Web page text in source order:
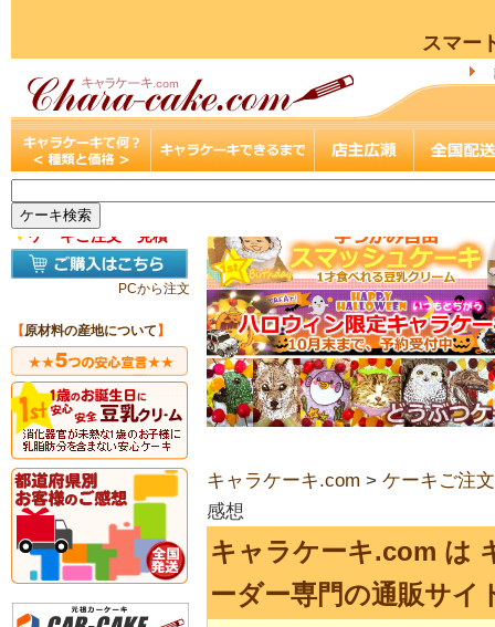
スマー
▼ケーキご注文・見積
PCから注文
【原材料の産地について 】
キャラケーキ.com > ケーキご注
感想
キャラケーキ.com は
ーダー専門の通販サイ